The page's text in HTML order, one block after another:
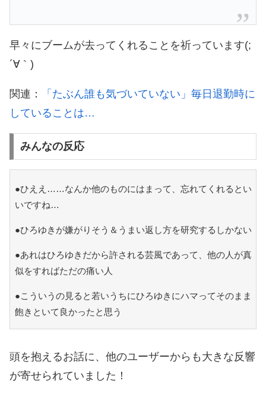
早々にブームが去ってくれることを祈っています(;
´∀｀)
関連：
「たぶん誰も気づいていない」毎日退勤時に
していることは…
みんなの反応
●ひええ……なんか他のものにはまって、忘れてくれるとい
いですね…
●ひろゆきが嫌がりそう＆うまい返し方を研究するしかない
●あれはひろゆきだから許される芸風であって、他の人が真
似をすればただの痛い人
●こういうの見ると若いうちにひろゆきにハマってそのまま
飽きといて良かったと思う
頭を抱えるお話に、他のユーザーからも大きな反響
が寄せられていました！